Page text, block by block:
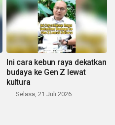
Ini cara kebun raya dekatkan
budaya ke Gen Z lewat
kultura
Selasa, 21 Juli 2026